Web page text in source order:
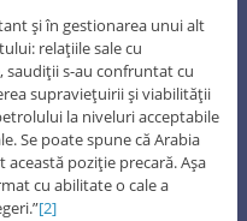
şi în gestionarea unui alt
relaţiile sale cu
saudiţii s-au confruntat cu
supravieţuirii şi viabilităţii
la niveluri acceptabile
Se poate spune că Arabia
poziţie precară. Aşa
cu abilitate o cale a
[2]